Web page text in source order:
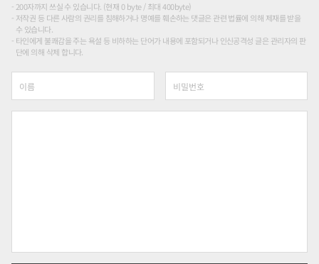
200자까지 쓰실 수 있습니다. (현재 0 byte / 최대 400byte)
저작권 등 다른 사람의 권리를 침해하거나 명예를 훼손하는 댓글은 관련 법률에 의해 제재를 받을
수 있습니다.
타인에게 불쾌감을 주는 욕설 등 비하하는 단어가 내용에 포함되거나 인신공격성 글은 관리자의 판
단에 의해 삭제 합니다.